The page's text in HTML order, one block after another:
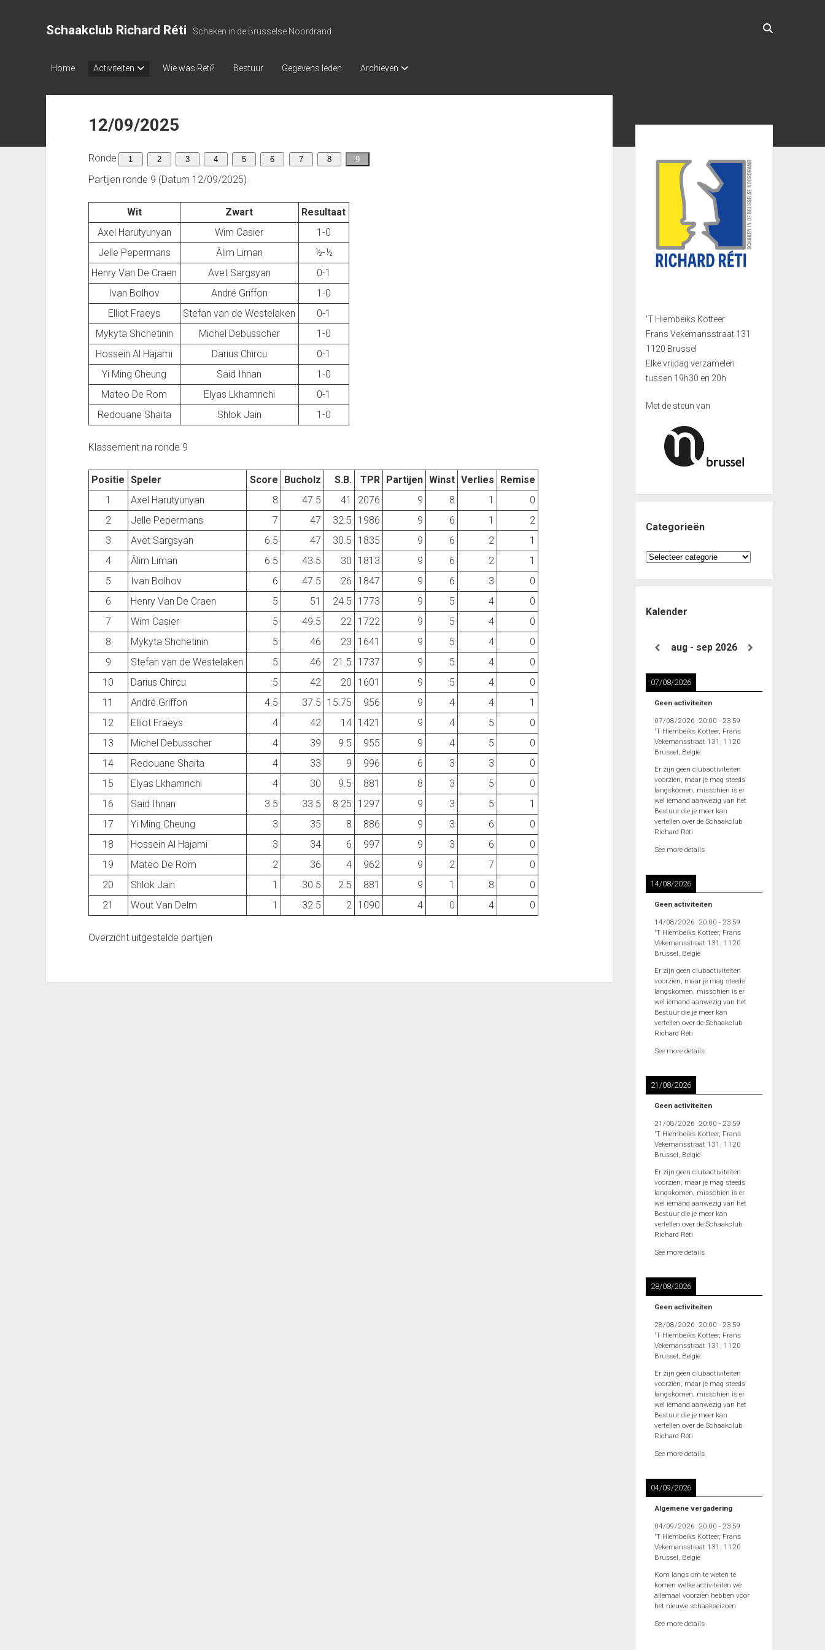
Schaakclub Richard Réti Schaken in de Brusselse Noordrand
Home Activiteiten Wie was Reti? Bestuur Gegevens leden Archieven
12/09/2025
Ronde 1 2 3 4 5 6 7 8 9
Partijen ronde 9 (Datum 12/09/2025)
Wit Zwart
Resultaat
Axel Harutyunyan
Wim Casier
1-0
Jelle Pepermans
Âlim Liman
½-½
Henry Van De Craen
Avet Sargsyan
0-1
Ivan Bolhov
André Griffon
1-0
Elliot Fraeys
Stefan van de Westelaken
0-1
Mykyta Shchetinin
Michel Debusscher
1-0
Hossein Al Hajami
Darius Chircu
0-1
Yi Ming Cheung
Said Ihnan
1-0
Mateo De Rom
Elyas Lkhamrichi
0-1
Redouane Shaita
Shlok Jain 1-0
Klassement na ronde 9
Positie Speler Score Bucholz S.B. TPR Partijen Winst Verlies
Remise
1
Axel Harutyunyan 8 47.5 41 2076 9 8 1
0
2
Jelle Pepermans 7 47 32.5 1986 9 6 1
2
3
Avet Sargsyan 6.5 47 30.5 1835 9 6 2
1
4
Âlim Liman 6.5 43.5 30 1813 9 6 2
1
5
Ivan Bolhov 6 47.5 26 1847 9 6 3
0
6
Henry Van De Craen 5 51 24.5 1773 9 5 4
0
7
Wim Casier 5 49.5 22 1722 9 5 4
0
8
Mykyta Shchetinin 5 46 23 1641 9 5 4
0
9
Stefan van de Westelaken 5 46 21.5 1737 9 5 4
0
10
Darius Chircu 5 42 20 1601 9 5 4
0
11
André Griffon 4.5 37.5 15.75 956 9 4 4
1
12
Elliot Fraeys 4 42 14 1421 9 4 5
0
13
Michel Debusscher 4 39 9.5 955 9 4 5
0
14
Redouane Shaita 4 33 9 996 6 3 3
0
15
Elyas Lkhamrichi 4 30 9.5 881 8 3 5
0
16
Said Ihnan 3.5 33.5 8.25 1297 9 3 5
1
17
Yi Ming Cheung 3 35 8 886 9 3 6
0
18
Hossein Al Hajami 3 34 6 997 9 3 6
0
19
Mateo De Rom 2 36 4 962 9 2 7
0
20
Shlok Jain 1 30.5 2.5 881 9 1 8
0
21
Wout Van Delm 1 32.5 2 1090 4 0 4 0
Overzicht uitgestelde partijen
'T Hiembeiks Kotteer
Frans Vekemansstraat 131
1120 Brussel
Elke vrijdag verzamelen
tussen 19h30 en 20h
Met de steun van
Categorieën
Categorieën
Kalender
aug - sep 2026
07/08/2026
Geen activiteiten
07/08/2026 20:00 - 23:59
'T Hiembeiks Kotteer, Frans
Vekemansstraat 131, 1120
Brussel, België
Er zijn geen clubactiviteiten
voorzien, maar je mag steeds
langskomen, misschien is er
wel iemand aanwezig van het
Bestuur die je meer kan
vertellen over de Schaakclub
Richard Réti
See more details
14/08/2026
Geen activiteiten
14/08/2026 20:00 - 23:59
'T Hiembeiks Kotteer, Frans
Vekemansstraat 131, 1120
Brussel, België
Er zijn geen clubactiviteiten
voorzien, maar je mag steeds
langskomen, misschien is er
wel iemand aanwezig van het
Bestuur die je meer kan
vertellen over de Schaakclub
Richard Réti
See more details
21/08/2026
Geen activiteiten
21/08/2026 20:00 - 23:59
'T Hiembeiks Kotteer, Frans
Vekemansstraat 131, 1120
Brussel, België
Er zijn geen clubactiviteiten
voorzien, maar je mag steeds
langskomen, misschien is er
wel iemand aanwezig van het
Bestuur die je meer kan
vertellen over de Schaakclub
Richard Réti
See more details
28/08/2026
Geen activiteiten
28/08/2026 20:00 - 23:59
'T Hiembeiks Kotteer, Frans
Vekemansstraat 131, 1120
Brussel, België
Er zijn geen clubactiviteiten
voorzien, maar je mag steeds
langskomen, misschien is er
wel iemand aanwezig van het
Bestuur die je meer kan
vertellen over de Schaakclub
Richard Réti
See more details
04/09/2026
Algemene vergadering
04/09/2026 20:00 - 23:59
'T Hiembeiks Kotteer, Frans
Vekemansstraat 131, 1120
Brussel, België
Kom langs om te weten te
komen welke activiteiten we
allemaal voorzien hebben voor
het nieuwe schaakseizoen
See more details